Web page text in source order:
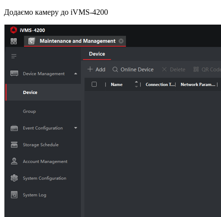
Додаємо камеру до iVMS-4200